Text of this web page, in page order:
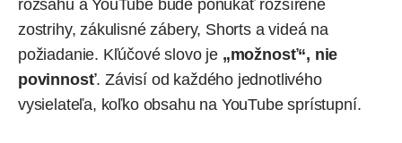
rozsahu a YouTube bude ponúkať rozšírené
zostrihy, zákulisné zábery, Shorts a videá na
požiadanie. Kľúčové slovo je „možnosť“, nie
povinnosť. Závisí od každého jednotlivého
vysielateľa, koľko obsahu na YouTube sprístupní.